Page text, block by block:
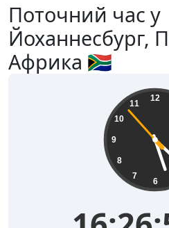
Поточний час у
Йоханнесбург,
Африка 🇿🇦
12
6
7
8
9
10
11